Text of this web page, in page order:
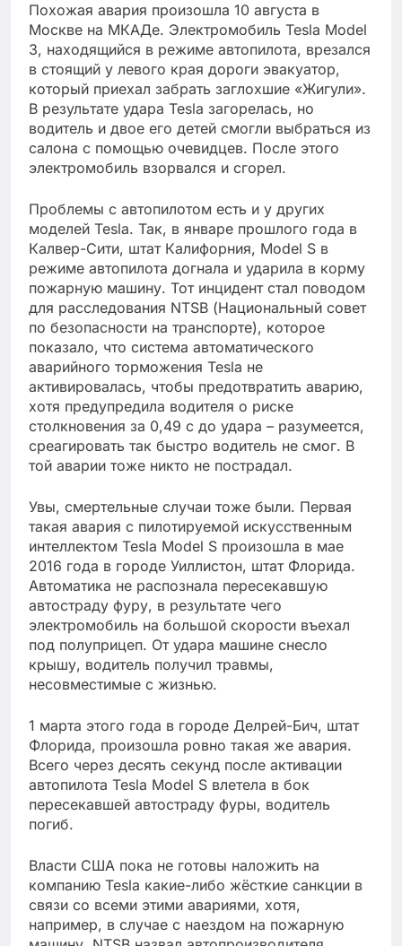
Похожая авария произошла 10 августа в
Москве на МКАДе. Электромобиль Tesla Model
3, находящийся в режиме автопилота, врезался
в стоящий у левого края дороги эвакуатор,
который приехал забрать заглохшие «Жигули».
В результате удара Tesla загорелась, но
водитель и двое его детей смогли выбраться из
салона с помощью очевидцев. После этого
электромобиль взорвался и сгорел.
Проблемы с автопилотом есть и у других
моделей Tesla. Так, в январе прошлого года в
Калвер-Сити, штат Калифорния, Model S в
режиме автопилота догнала и ударила в корму
пожарную машину. Тот инцидент стал поводом
для расследования NTSB (Национальный совет
по безопасности на транспорте), которое
показало, что система автоматического
аварийного торможения Tesla не
активировалась, чтобы предотвратить аварию,
хотя предупредила водителя о риске
столкновения за 0,49 с до удара – разумеется,
среагировать так быстро водитель не смог. В
той аварии тоже никто не пострадал.
Увы, смертельные случаи тоже были. Первая
такая авария с пилотируемой искусственным
интеллектом Tesla Model S произошла в мае
2016 года в городе Уиллистон, штат Флорида.
Автоматика не распознала пересекавшую
автостраду фуру, в результате чего
электромобиль на большой скорости въехал
под полуприцеп. От удара машине снесло
крышу, водитель получил травмы,
несовместимые с жизнью.
1 марта этого года в городе Делрей-Бич, штат
Флорида, произошла ровно такая же авария.
Всего через десять секунд после активации
автопилота Tesla Model S влетела в бок
пересекавшей автостраду фуры, водитель
погиб.
Власти США пока не готовы наложить на
компанию Tesla какие-либо жёсткие санкции в
связи со всеми этими авариями, хотя,
например, в случае с наездом на пожарную